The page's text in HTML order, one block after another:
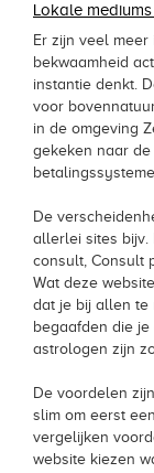
Lokale
Er zijn veel
bekwaamheid
instantie denkt.
voor
in de omgeving
gekeken naar
De
allerlei sites bijv.
consult, Consult
Wat deze
dat je bij allen te
begaafden die
astrologen zijn
De voordelen
slim om eerst
vergelijken
website kiezen